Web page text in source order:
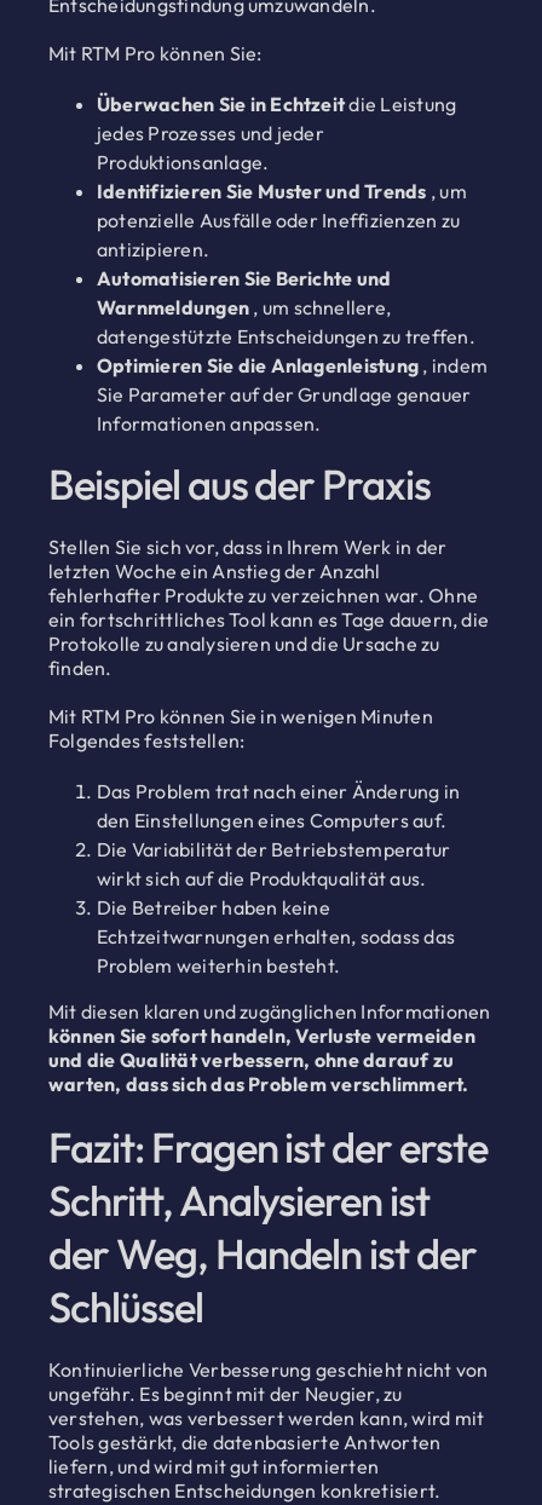
Entscheidungsfindung umzuwandeln.
Mit RTM Pro können Sie:
Überwachen Sie in Echtzeitdie Leistung
jedes Prozesses und jeder
Produktionsanlage.
Identifizieren Sie Muster und Trends , um
potenzielle Ausfälle oder Ineffizienzen zu
antizipieren.
Automatisieren Sie Berichte und
Warnmeldungen , um schnellere,
datengestützte Entscheidungen zu treffen.
Optimieren Sie die Anlagenleistung , indem
Sie Parameter auf der Grundlage genauer
Informationen anpassen.
Beispiel aus der Praxis
Stellen Sie sich vor, dass in Ihrem Werk in der
letzten Woche ein Anstieg der Anzahl
fehlerhafter Produkte zu verzeichnen war. Ohne
ein fortschrittliches Tool kann es Tage dauern, die
Protokolle zu analysieren und die Ursache zu
finden.
Mit RTM Pro können Sie in wenigen Minuten
Folgendes feststellen:
Das Problem trat nach einer Änderung in
den Einstellungen eines Computers auf.
Die Variabilität der Betriebstemperatur
wirkt sich auf die Produktqualität aus.
Die Betreiber haben keine
Echtzeitwarnungen erhalten, sodass das
Problem weiterhin besteht.
Mit diesen klaren und zugänglichen Informationen
können Sie sofort handeln, Verluste vermeiden
und die Qualität verbessern, ohne darauf zu
warten, dass sich das Problem verschlimmert.
Fazit: Fragen ist der erste
Schritt, Analysieren ist
der Weg, Handeln ist der
Schlüssel
Kontinuierliche Verbesserung geschieht nicht von
ungefähr. Es beginnt mit der Neugier, zu
verstehen, was verbessert werden kann, wird mit
Tools gestärkt, die datenbasierte Antworten
liefern, und wird mit gut informierten
strategischen Entscheidungen konkretisiert.